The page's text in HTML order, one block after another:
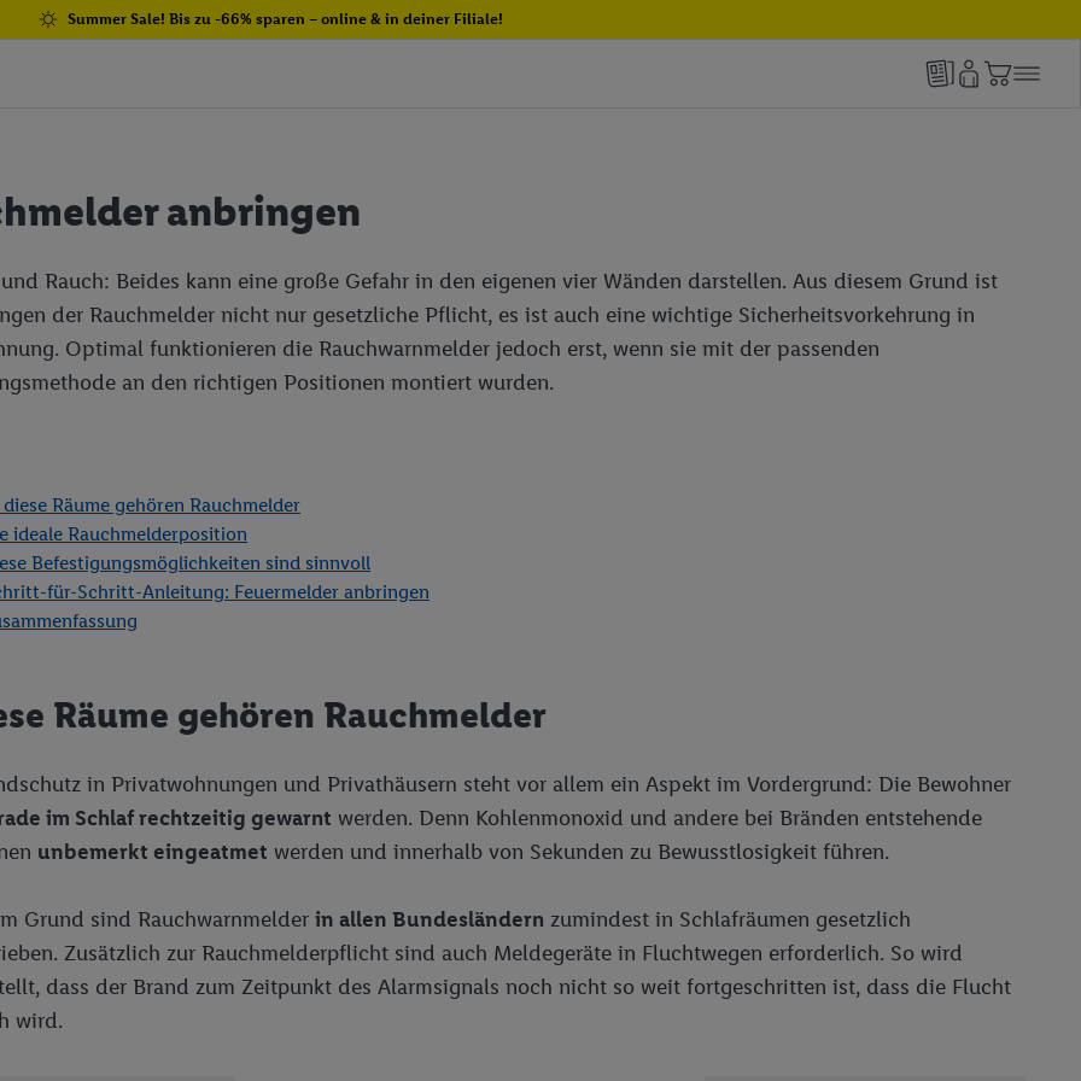
Summer Sale! Bis zu -66% sparen – online & in deiner Filiale!
anbringen
Rauch: Beides kann eine große Gefahr in den eigenen vier Wänden darstellen. Aus diesem Grund ist
der Rauchmelder nicht nur gesetzliche Pflicht, es ist auch eine wichtige Sicherheitsvorkehrung in
Optimal funktionieren die Rauchwarnmelder jedoch erst, wenn sie mit der passenden
an den richtigen Positionen montiert wurden.
Räume gehören Rauchmelder
ideale Rauchmelderposition
Befestigungsmöglichkeiten sind sinnvoll
für-Schritt-Anleitung: Feuermelder anbringen
Räume gehören Rauchmelder
in Privatwohnungen und Privathäusern steht vor allem ein Aspekt im Vordergrund: Die Bewohner
im Schlaf rechtzeitig gewarnt werden. Denn Kohlenmonoxid und andere bei Bränden entstehende
unbemerkt eingeatmet werden und innerhalb von Sekunden zu Bewusstlosigkeit führen.
Grund sind Rauchwarnmelder in allen Bundesländern zumindest in Schlafräumen gesetzlich
Zusätzlich zur Rauchmelderpflicht sind auch Meldegeräte in Fluchtwegen erforderlich. So wird
dass der Brand zum Zeitpunkt des Alarmsignals noch nicht so weit fortgeschritten ist, dass die Flucht
wird.